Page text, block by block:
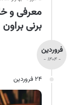
معرفی و
برنی براون
فروردین
- ۱۴۰۴ -
۲۴ فروردین